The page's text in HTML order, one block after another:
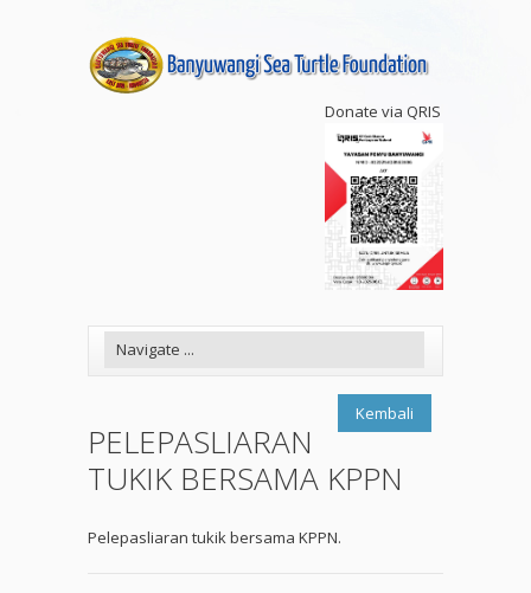
Donate via QRIS
Kembali
PELEPASLIARAN
TUKIK BERSAMA KPPN
Pelepasliaran tukik bersama KPPN.